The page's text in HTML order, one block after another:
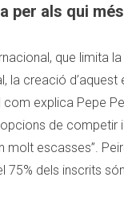
per als qui
que limita
la creació
explica Pepe
de competir
molt escasses”.
75% dels inscrits